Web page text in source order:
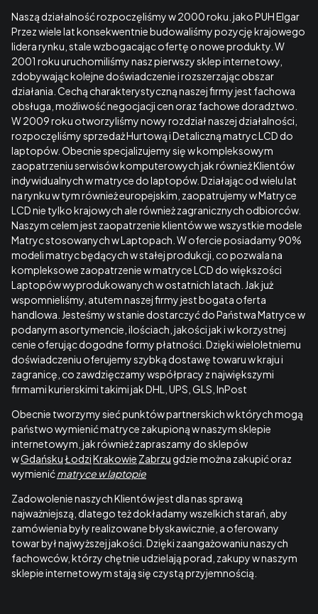
Naszą działalność rozpoczęliśmy w 2000 roku. jako PUH Elgar
Przez wiele lat konsekwentnie budowaliśmy pozycję krajowego
lidera rynku, stale wzbogacając ofertę o nowe produkty. W
2001 roku uruchomiliśmy nasz pierwszy sklep internetowy,
zdobywając kolejne doświadczenie i rozszerzając obszar
działania. Cechą charakterystyczną naszej firmy jest fachowa
obsługa, możliwość negocjacji cen oraz fachowe doradztwo.
W 2009 roku otworzyliśmy nowy rozdział naszej działalności,
rozpoczęliśmy sprzedaż Hurtową i Detaliczną matryc LCD do
laptopów. Obecnie specjalizujemy się w kompleksowym
zaopatrzeniu serwisów komputerowych jak również Klientów
indywidualnych w matryce do laptopów. Działając od wielu lat
na rynku w tym również europejskim, zaopatrujemy w Matryce
LCD nie tylko krajowych ale również zagranicznych odbiorców.
Naszym celem jest zaopatrzenie klientów we wszystkie modele
Matryc stosowanych w Laptopach. W ofercie posiadamy 90%
modeli matryc będących w stałej produkcji, co pozwala na
kompleksowe zaopatrzenie w matryce LCD do większości
Laptopów wyprodukowanych w ostatnich latach. Jak już
wspomnieliśmy, atutem naszej firmy jest bogata oferta
handlowa. Jesteśmy w stanie dostarczyć do Państwa Matryce w
podanym asortymencie, ilościach, jakości jak i w korzystnej
cenie oferując dogodne formy płatności. Dzięki wieloletniemu
doświadczeniu oferujemy szybką dostawę towaru w kraju i
zagranicę, co zawdzięczamy współpracy z największymi
firmami kurierskimi takimi jak DHL, UPS, GLS, InPost
Obecnie tworzymy sieć punktów partnerskich w których mogą
państwo wymienić matryce zakupioną w naszym sklepie
internetowym, jak również zapraszamy do sklepów
wGdańskuŁodziKrakowie Zabrzugdzie można zakupić oraz
wymienićmatryce w laptopie
Zadowolenie naszych Klientów jest dla nas sprawą
najważniejszą, dlatego też dokładamy wszelkich starań, aby
zamówienia były realizowane błyskawicznie, a oferowany
towar był najwyższej jakości. Dzięki zaangażowaniu naszych
fachowców, którzy chętnie udzielają porad, zakupy w naszym
sklepie internetowym stają się czystą przyjemnością.